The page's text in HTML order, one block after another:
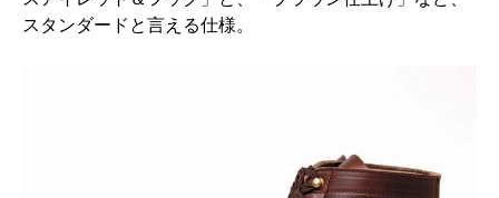
スタンダードと言える仕様。